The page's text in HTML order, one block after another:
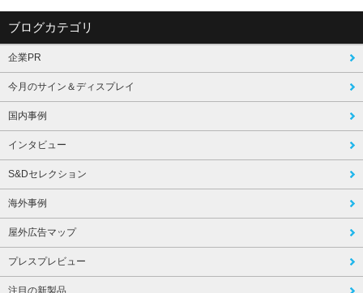
ブログカテゴリ
企業PR
今月のサイン＆ディスプレイ
国内事例
インタビュー
S&Dセレクション
海外事例
屋外広告マップ
プレスプレビュー
注目の新製品